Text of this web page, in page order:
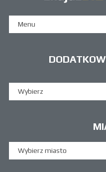
Menu
Wybierz
Wybierz miasto